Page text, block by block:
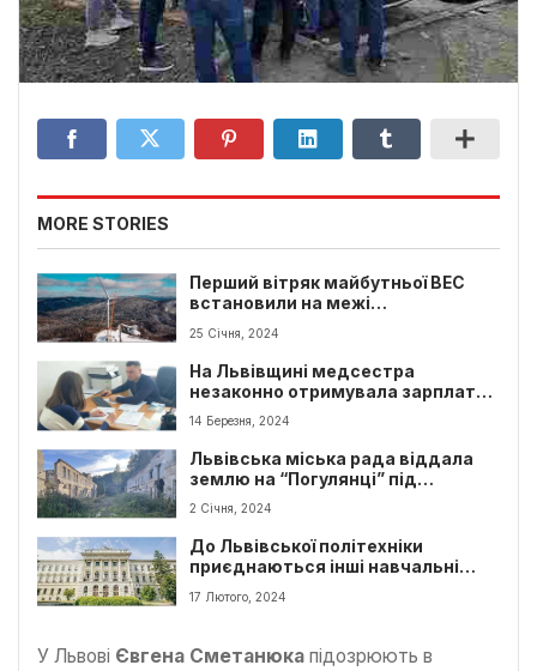
MORE STORIES
Перший вітряк майбутньої ВЕС
встановили на межі
Закарпатської та Львівської
області
25 Січня, 2024
На Львівщині медсестра
незаконно отримувала зарплату,
перебуваючи за кордоном
14 Березня, 2024
Львівська міська рада віддала
землю на “Погулянці” під
забудову: перебіг подій
2 Січня, 2024
До Львівської політехніки
приєднаються інші навчальні
заклади
17 Лютого, 2024
У Львові Євгена Сметанюка підозрюють в